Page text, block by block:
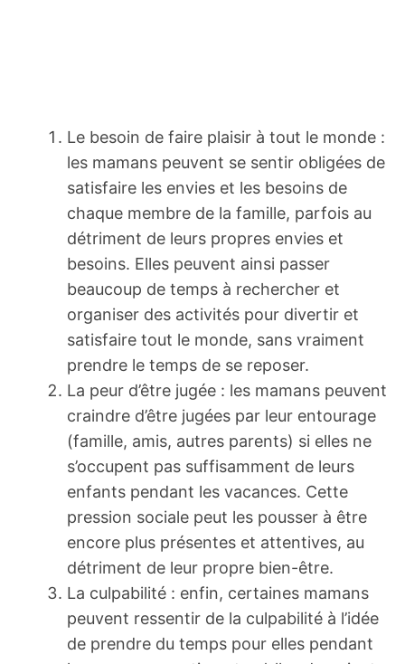
Le besoin de faire plaisir à tout le monde :
les mamans peuvent se sentir obligées de
satisfaire les envies et les besoins de
chaque membre de la famille, parfois au
détriment de leurs propres envies et
besoins. Elles peuvent ainsi passer
beaucoup de temps à rechercher et
organiser des activités pour divertir et
satisfaire tout le monde, sans vraiment
prendre le temps de se reposer.
La peur d’être jugée : les mamans peuvent
craindre d’être jugées par leur entourage
(famille, amis, autres parents) si elles ne
s’occupent pas suffisamment de leurs
enfants pendant les vacances. Cette
pression sociale peut les pousser à être
encore plus présentes et attentives, au
détriment de leur propre bien-être.
La culpabilité : enfin, certaines mamans
peuvent ressentir de la culpabilité à l’idée
de prendre du temps pour elles pendant